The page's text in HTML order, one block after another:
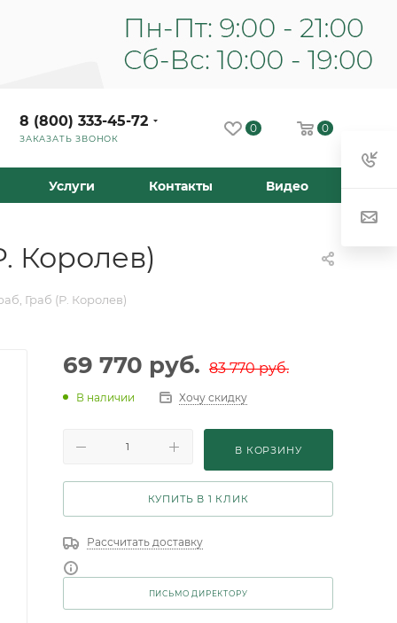
8 (800) 333-45-72
ЗАКАЗАТЬ ЗВОНОК
0 0
Услуги Контакты Видео
Королев)
Граб (Р. Королев)
69 770 руб. 83 770руб.
В наличии Хочу скидку
В КОРЗИНУ
КУПИТЬ В 1 КЛИК
Рассчитать доставку
ПИСЬМО ДИРЕКТОРУ